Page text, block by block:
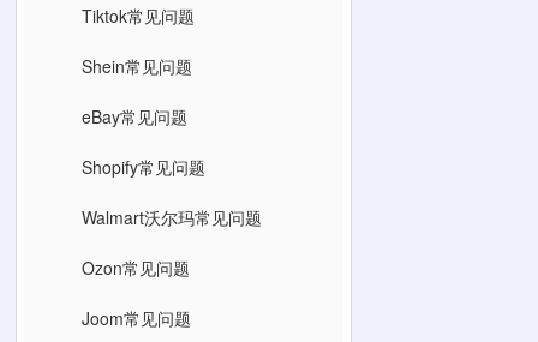
Tiktok常见问题
Shein常见问题
eBay常见问题
Shopify常见问题
Walmart沃尔玛常见问题
Ozon常见问题
Joom常见问题